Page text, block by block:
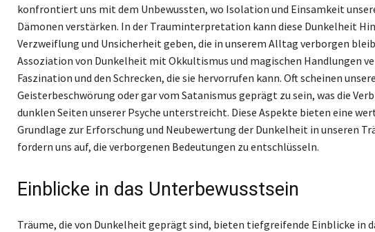
konfrontiert uns mit dem Unbewussten, wo Isolation und Einsamkeit
Dämonen verstärken. In der Trauminterpretation kann diese Dunkelheit
Verzweiflung und Unsicherheit geben, die in unserem Alltag verborgen
Assoziation von Dunkelheit mit Okkultismus und magischen Handlungen
Faszination und den Schrecken, die sie hervorrufen kann. Oft scheinen
Geisterbeschwörung oder gar vom Satanismus geprägt zu sein, was die
dunklen Seiten unserer Psyche unterstreicht. Diese Aspekte bieten eine
Grundlage zur Erforschung und Neubewertung der Dunkelheit in unseren
fordern uns auf, die verborgenen Bedeutungen zu entschlüsseln.
Einblicke in das Unterbewusstsein
Träume, die von Dunkelheit geprägt sind, bieten tiefgreifende Einblicke in